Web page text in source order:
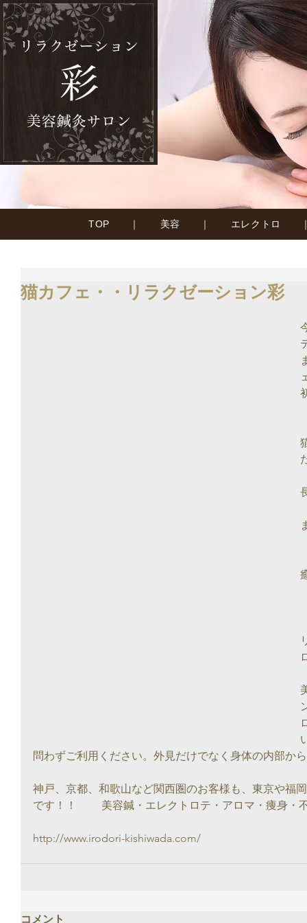
TOP ｜ 美容 ｜ エレクトロ
猫カフェ・・リラクゼーション彩
問わずご利用ください。外見だけでなく身体の内部か
神戸、京都、和歌山など関西圏のお客様も、東京や福
です！！　　 美容鍼・エレクトロテ・アロマ・痩身・
http://www.irodori-kishiwada.com/
コメント